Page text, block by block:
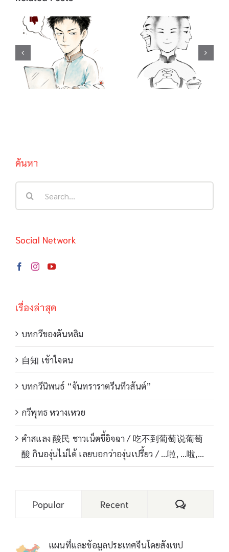
คำสแลง 酸民 ชาว
เน็ตขี้อิจฉา / 吃不
到葡萄说葡萄酸
กินองุ่นไม่ได้ เลย
บอกว่าองุ่นเปรี้ยว
คำสแลง “อยู่เป็น”
/ 死马当做活马医
ทำเต็มที่เผื่อจะมี
ปาฏิหาริย์ / 聪明
反被聪明误 คน
ฉลาดมักตกเป็น
ค้นหา
Social Network
เรื่องล่าสุด
บทกวีของตันหลิม
自知 เข้าใจตน
บทกวีนิพนธ์ “จันทราราตรีนทีวสันต์”
กวีพุทธ หวางเหวย
คำสแลง 酸民 ชาวเน็ตขี้อิจฉา / 吃不到葡萄说葡萄
酸 กินองุ่นไม่ได้ เลยบอกว่าองุ่นเปรี้ยว / …啦, …啦,…
Popular Recent Comments
แผนที่และข้อมูลประเทศจีนโดยสังเขป